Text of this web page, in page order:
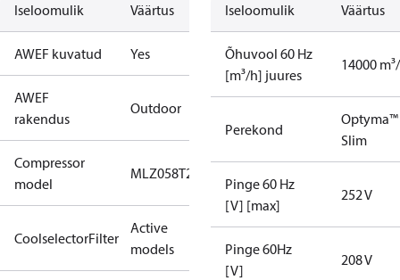
Iseloomulik Väärtus
AWEF kuvatud Yes
AWEF
rakendus
Outdoor
Compressor
model
MLZ058T2
CoolselectorFilter
Active
models
Iseloomulik Väärtus
Õhuvool 60 Hz
[m³/h] juures
14000
Perekond
Optyma™
Slim
Pinge 60 Hz
[V] [max]
252 V
Pinge 60Hz
[V]
208 V